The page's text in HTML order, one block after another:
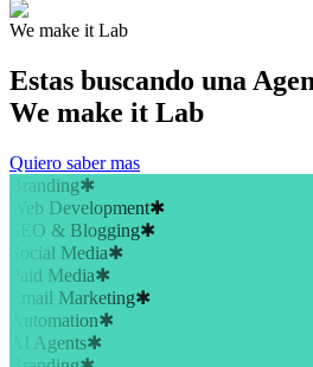
We make it Lab
Estas buscando una
We make it Lab
Quiero saber mas
Branding✱
Web Development✱
SEO & Blogging✱
Social Media✱
Paid Media✱
Email Marketing✱
Automation✱
AI Agents✱